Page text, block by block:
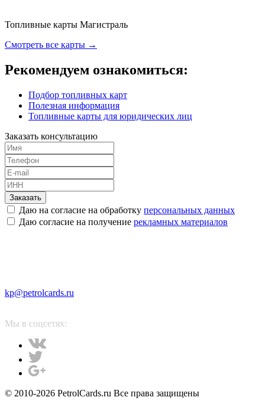
Топливные карты Магистраль
Смотреть все карты →
Рекомендуем ознакомиться:
Подбор топливных карт
Полезная информация
Топливные карты для юридических лиц
Заказать консультацию
Заказать
Даю на согласие на обработку персональных данных
Даю согласие на получение рекламных материалов
kp@petrolcards.ru
Мы в соцсетях:
© 2010-2026 PetrolCards.ru Все права защищены